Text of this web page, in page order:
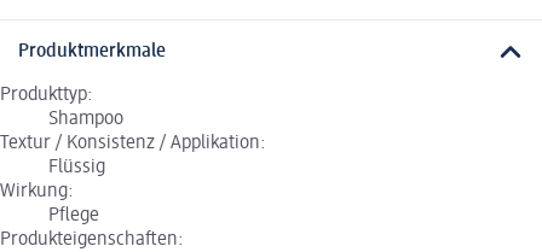
Produktmerkmale
Produkttyp:
Shampoo
Textur / Konsistenz / Applikation:
Flüssig
Wirkung:
Pflege
Produkteigenschaften: